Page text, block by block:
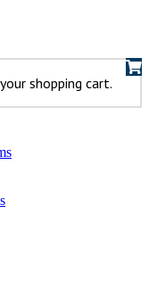
shopping cart.